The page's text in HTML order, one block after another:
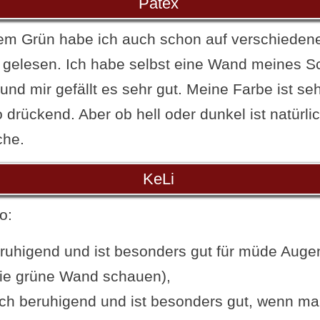
Grün habe ich auch schon auf
Ich habe selbst eine Wand meines
mir gefällt es sehr gut. Meine Farbe ist
drückend. Aber ob hell oder dunkel ist
KeLi
und ist besonders gut für müde
grüne Wand schauen),
beruhigend und ist besonders gut, wenn